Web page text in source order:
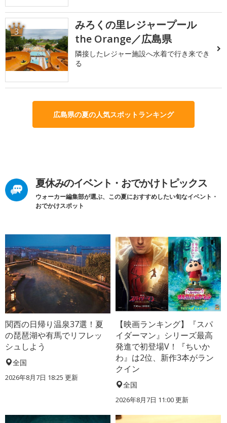
3
みろくの里レジャープール
the Orange／広島県
隣接したレジャー施設へ水着で行き来でき
る
広島県の夏の人気スポットランキング
夏休みのイベント・おでかけトピックス
ウォーカー編集部が選ぶ、この夏におすすめしたい旬なイベント・
おでかけスポット
関西の日帰り温泉37選！夏
の琵琶湖や有馬でリフレッ
シュしよう
全国
2026年8月7日 18:25 更新
【映画ランキング】『スパ
イダーマン』シリーズ最高
発進で初登場V！『ちいか
わ』は2位、新作3本がラン
クイン
全国
2026年8月7日 11:00更新